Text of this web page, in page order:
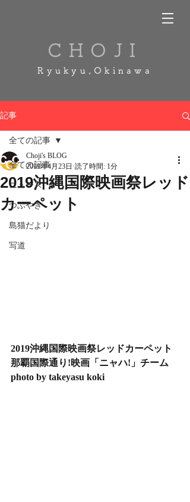
CHOJI
Ryukyu,Okinawa
記事
全ての記事
ニュース
つぶやき
島猫だより
写道
全ての記事
2019沖縄国際映画祭レッド
カーペット
Choji's BLOG
2019年4月23日 読了時間: 1分
2019沖縄国際映画祭レッドカーペット
那覇国際通り!映画「ニャハ!」チーム
photo by takeyasu koki